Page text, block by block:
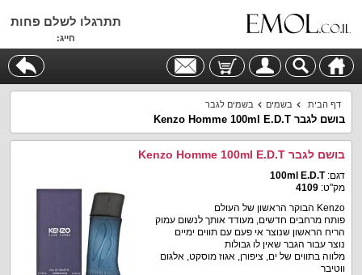
תתרגלו לשלם פחות
חייג:
דף הבית בשמים בשמים לגבר
בושם לגבר Kenzo Homme 100ml E.D.T
בושם לגבר Kenzo Homme 100ml E.D.T
דגם:100ml E.D.T
מק"ט: 4109
Kenzo הבוקר הראשון של העולם
פותח מרחבים חדשים, מעודד אותך לנשום עמוק
הריח הראשון שנוצר אי פעם עם תווים ימיים
נוצר עבור הגבר שאין לו גבולות
מלווה בתווים של ים, ציפורן, אגוז מוסקט, אלגום
ווטיבר